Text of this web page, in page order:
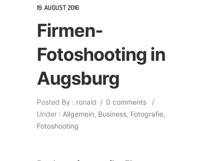
19. AUGUST 2016
Firmen-
Fotoshooting in
Augsburg
Posted By : ronald / 0 comments
/
Under : Allgemein, Business, Fotografie,
Fotoshooting